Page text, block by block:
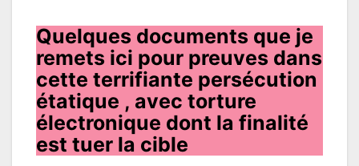
Quelques documents que je
remets ici pour preuves dans
cette terrifiante persécution
étatique , avec torture
électronique dont la finalité
est tuer la cible